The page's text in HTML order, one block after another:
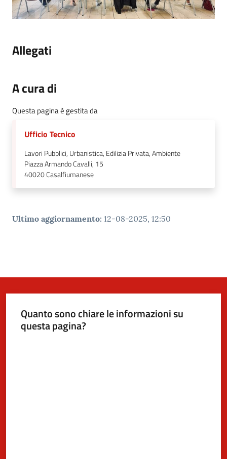
Allegati
A cura di
Questa pagina è gestita da
Ufficio Tecnico
Lavori Pubblici, Urbanistica, Edilizia Privata, Ambiente
Piazza Armando Cavalli, 15
40020Casalfiumanese
Ultimo aggiornamento: 12-08-2025, 12:50
Quanto sono chiare le informazioni su
questa pagina?